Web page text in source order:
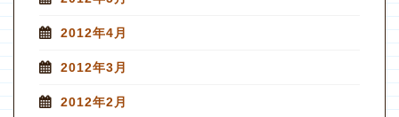
2012年4月
2012年3月
2012年2月